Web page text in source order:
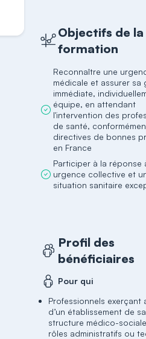
Objectifs de la
formation
Reconnaître une
médicale et assurer sa
immédiate,
équipe, en attendant
l'intervention des
de santé,
directives de bonnes
en France
Participer à la réponse
urgence collective et
situation sanitaire
Profil des
bénéficiaires
Pour qui
Professionnels exerçant
d’un établissement de
structure médico-
rôles administratifs ou